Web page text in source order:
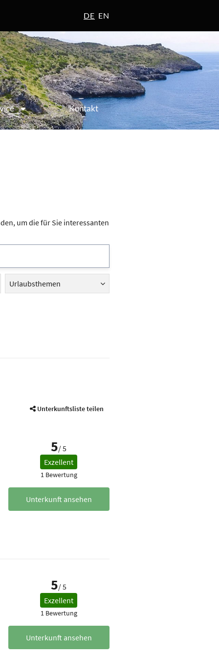
DE EN
Jetzt buchen
Kontakt
um die für Sie interessanten
Urlaubsthemen
Unterkunftsliste teilen
5/ 5
Exzellent
1 Bewertung
Unterkunft ansehen
5/ 5
Exzellent
1 Bewertung
Unterkunft ansehen